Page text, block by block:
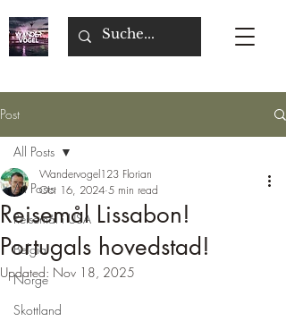
Post
All Posts
Reisemål i USA
Belgia
Norge
Skottland
All Posts
Reisemål Lissabon!
Portugals hovedstad!
Wandervogel123 Florian
Oct 16, 2024 5 min read
Updated: Nov 18, 2025